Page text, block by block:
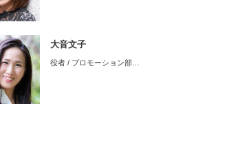
大音文子
役者 / プロモーション部…